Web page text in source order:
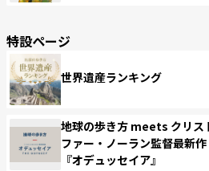
特設ページ
世界遺産ランキング
地球の歩き方 meets クリス
ファー・ノーラン監督最新作
『オデュッセイア』